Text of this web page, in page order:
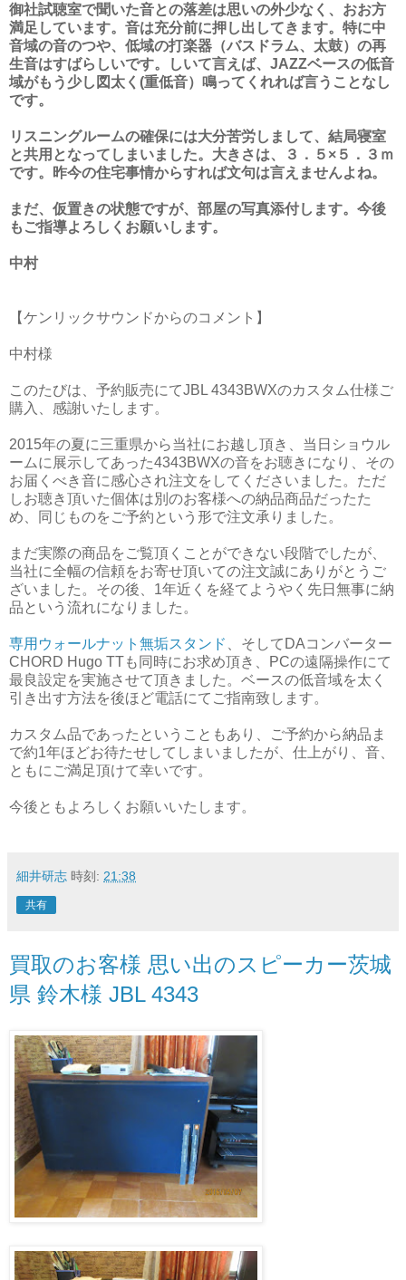
御社試聴室で聞いた音との落差は思いの外少なく、おお方
満足しています。音は充分前に押し出してきます。特に中
音域の音のつや、低域の打楽器（バスドラム、太鼓）の再
生音はすばらしいです。しいて言えば、JAZZベースの低音
域がもう少し図太く(重低音）鳴ってくれれば言うことなし
です。
リスニングルームの確保には大分苦労しまして、結局寝室
と共用となってしまいました。大きさは、３．５×５．３ｍ
です。昨今の住宅事情からすれば文句は言えませんよね。
まだ、仮置きの状態ですが、部屋の写真添付します。今後
もご指導よろしくお願いします。
中村
【ケンリックサウンドからのコメント】
中村様
このたびは、予約販売にてJBL 4343BWXのカスタム仕様ご
購入、感謝いたします。
2015年の夏に三重県から当社にお越し頂き、当日ショウル
ームに展示してあった4343BWXの音をお聴きになり、その
お届くべき音に感心され注文をしてくださいました。ただ
しお聴き頂いた個体は別のお客様への納品商品だったた
め、同じものをご予約という形で注文承りました。
まだ実際の商品をご覧頂くことができない段階でしたが、
当社に全幅の信頼をお寄せ頂いての注文誠にありがとうご
ざいました。その後、1年近くを経てようやく先日無事に納
品という流れになりました。
専用ウォールナット無垢スタンド
、そしてDAコンバーター
CHORD Hugo TTも同時にお求め頂き、PCの遠隔操作にて
最良設定を実施させて頂きました。ベースの低音域を太く
引き出す方法を後ほど電話にてご指南致します。
カスタム品であったということもあり、ご予約から納品ま
で約1年ほどお待たせしてしまいましたが、仕上がり、音、
ともにご満足頂けて幸いです。
今後ともよろしくお願いいたします。
細井研志 時刻: 21:38
共有
買取のお客様 思い出のスピーカー茨城
県 鈴木様 JBL 4343